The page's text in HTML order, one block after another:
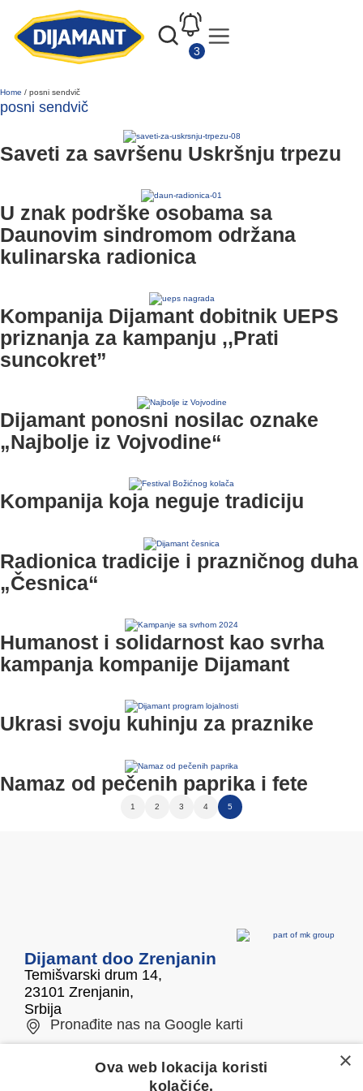
Home / posni sendvič
posni sendvič
Saveti za savršenu Uskršnju trpezu
U znak podrške osobama sa
Daunovim sindromom održana
kulinarska radionica
Kompanija Dijamant dobitnik UEPS
priznanja za kampanju ,,Prati
suncokret”
Dijamant ponosni nosilac oznake
„Najbolje iz Vojvodine“
Kompanija koja neguje tradiciju
Radionica tradicije i prazničnog duha
„Česnica“
Humanost i solidarnost kao svrha
kampanja kompanije Dijamant
Ukrasi svoju kuhinju za praznike
Namaz od pečenih paprika i fete
1 2 3 4 5
Dijamant doo Zrenjanin
Temišvarski drum 14,
23101 Zrenjanin,
Srbija
Pronađite nas na Google karti
Telefon/fax E-mail ×
Ova web lokacija koristi
kolačiće.